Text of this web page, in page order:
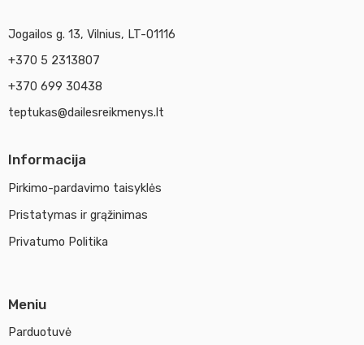
Jogailos g. 13, Vilnius, LT-01116
+370 5 2313807
+370 699 30438
teptukas@dailesreikmenys.lt
Informacija
Pirkimo-pardavimo taisyklės
Pristatymas ir grąžinimas
Privatumo Politika
Meniu
Parduotuvė